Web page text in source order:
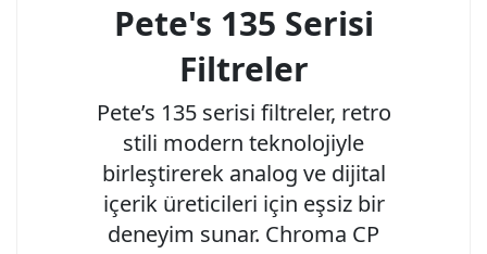
Pete's 135 Serisi
Filtreler
Pete’s 135 serisi filtreler, retro
stili modern teknolojiyle
birleştirerek analog ve dijital
içerik üreticileri için eşsiz bir
deneyim sunar. Chroma CP